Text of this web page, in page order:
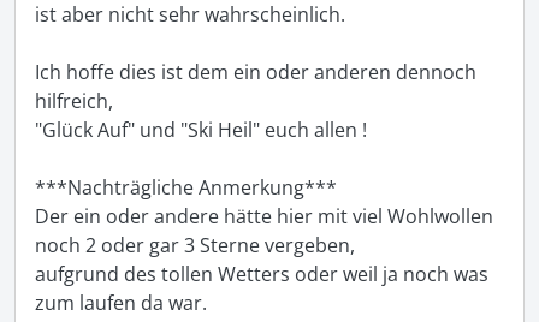
ist aber nicht sehr wahrscheinlich.
Ich hoffe dies ist dem ein oder anderen dennoch
hilfreich,
"Glück Auf" und "Ski Heil" euch allen !
***Nachträgliche Anmerkung***
Der ein oder andere hätte hier mit viel Wohlwollen
noch 2 oder gar 3 Sterne vergeben,
aufgrund des tollen Wetters oder weil ja noch was
zum laufen da war.